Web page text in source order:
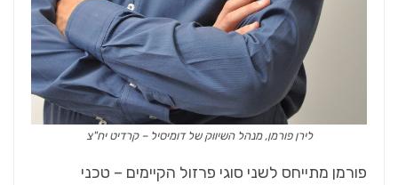
לירן פורמן, מנהל השיווק של דומיסיל – קרדיט יח"צ
פורמן מתייחס לשני סוגי פרזול הקיימים – טכני